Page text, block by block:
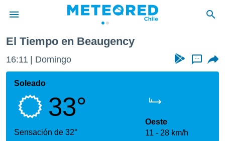
de
por
que se
calidad.
a este
las
El Tiempo en Beaugency
16:11 Domingo ...
Soleado
33°
Sensación de 32°
Oeste
11
28 km/h